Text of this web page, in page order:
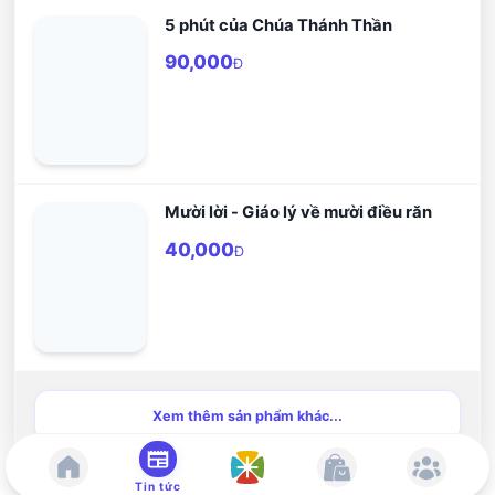
bình trong lề luật, áp dụng, khôn
ngoan, tôn trọng và đức tin cụ thể
nơi Thiên Chúa, là đấng mình phục
vụ trước hết.
5 phút của Chúa Thánh Thần
90,000Đ
Mười lời - Giáo lý về mười điều răn
40,000Đ
Xem thêm sản phẩm khác...
Tin tức